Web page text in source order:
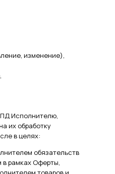
изменение),
Исполнителю,
их обработку
в целях:
обязательств
в рамках Оферты,